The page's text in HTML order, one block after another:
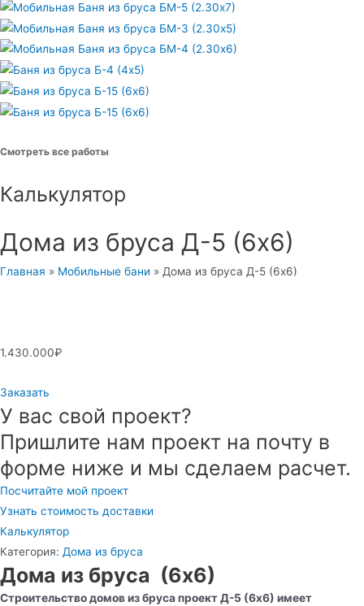
Смотреть все работы
Калькулятор
Дома из бруса Д-5 (6х6)
Главная » Мобильные бани » Дома из бруса Д-5 (6х6)
1.430.000₽
Заказать
У вас свой проект?
Пришлите нам проект на почту в
форме ниже и мы сделаем расчет.
Посчитайте мой проект
Узнать стоимость доставки
Калькулятор
Категория: Дома из бруса
Дома из бруса (6х6)
Строительство домов из бруса проект Д-5 (6х6) имеет